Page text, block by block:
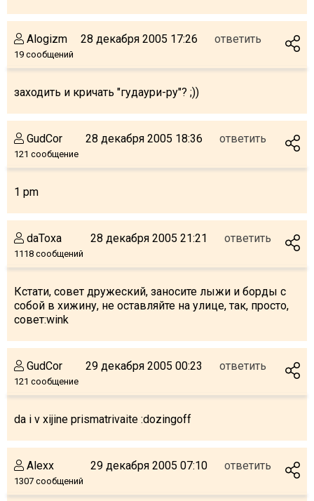
Alogizm
19 сообщений
28 декабря 2005 17:26 ответить
заходить и кричать "гудаури-ру"? ;))
GudCor
121 сообщение
28 декабря 2005 18:36 ответить
1 pm
daToxa
1118 сообщений
28 декабря 2005 21:21 ответить
Кстати, совет дружеский, заносите лыжи и борды с
собой в хижину, не оставляйте на улице, так, просто,
совет:wink
GudCor
121 сообщение
29 декабря 2005 00:23 ответить
da i v xijine prismatrivaite :dozingoff
Alexx
1307 сообщений
29 декабря 2005 07:10 ответить